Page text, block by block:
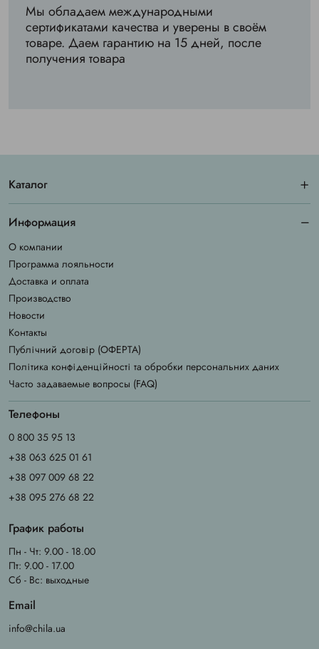
Мы обладаем международными
сертификатами качества и уверены в своём
товаре. Даем гарантию на 15 дней, после
получения товара
Каталог
Информация
О компании
Программа лояльности
Доставка и оплата
Производство
Новости
Контакты
Публічний договір (ОФЕРТА)
Політика конфіденційності та обробки персональних даних
Часто задаваемые вопросы (FAQ)
Телефоны
0 800 35 95 13
+38 063 625 01 61
+38 097 009 68 22
+38 095 276 68 22
График работы
Пн - Чт: 9.00 - 18.00
Пт: 9.00 - 17.00
Сб - Вс: выходные
Email
info@chila.ua